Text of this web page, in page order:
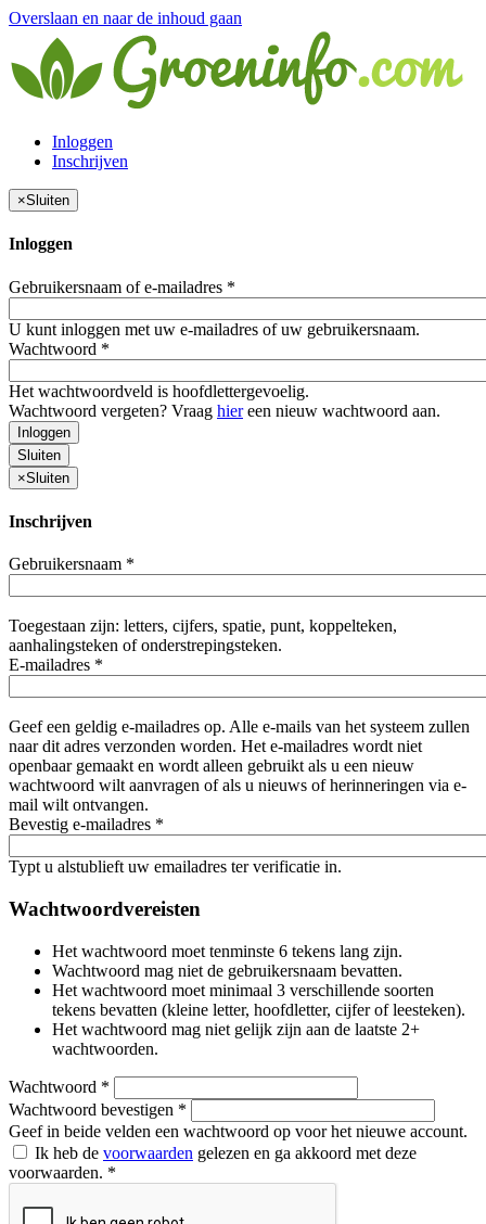
Overslaan en naar de inhoud gaan
Inloggen
Inschrijven
×Sluiten
Inloggen
Gebruikersnaam of e-mailadres *
U kunt inloggen met uw e-mailadres of uw gebruikersnaam.
Wachtwoord *
Het wachtwoordveld is hoofdlettergevoelig.
Wachtwoord vergeten? Vraag hiereen nieuw wachtwoord aan.
Inloggen
Sluiten
×Sluiten
Inschrijven
Gebruikersnaam *
Toegestaan zijn: letters, cijfers, spatie, punt, koppelteken,
aanhalingsteken of onderstrepingsteken.
E-mailadres *
Geef een geldig e-mailadres op. Alle e-mails van het systeem zullen
naar dit adres verzonden worden. Het e-mailadres wordt niet
openbaar gemaakt en wordt alleen gebruikt als u een nieuw
wachtwoord wilt aanvragen of als u nieuws of herinneringen via e-
mail wilt ontvangen.
Bevestig e-mailadres *
Typt u alstublieft uw emailadres ter verificatie in.
Wachtwoordvereisten
Het wachtwoord moet tenminste 6 tekens lang zijn.
Wachtwoord mag niet de gebruikersnaam bevatten.
Het wachtwoord moet minimaal 3 verschillende soorten
tekens bevatten (kleine letter, hoofdletter, cijfer of leesteken).
Het wachtwoord mag niet gelijk zijn aan de laatste 2+
wachtwoorden.
Wachtwoord *
Wachtwoord bevestigen *
Geef in beide velden een wachtwoord op voor het nieuwe account.
Ik heb de voorwaarden gelezen en ga akkoord met deze
voorwaarden. *